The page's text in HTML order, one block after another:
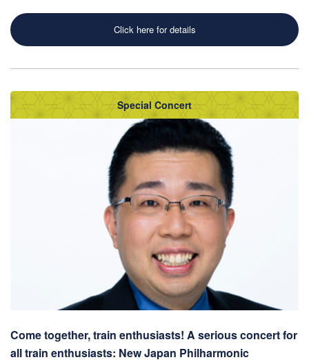
Click here for details
Special Concert
Come together, train enthusiasts! A serious concert for
all train enthusiasts: New Japan Philharmonic